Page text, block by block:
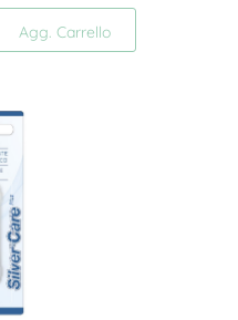
Agg. Carrello